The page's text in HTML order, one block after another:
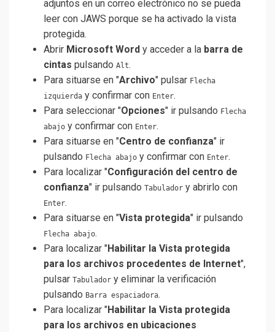
adjuntos en un correo electrónico no se pueda
leer con JAWS porque se ha activado la vista
protegida.
Abrir Microsoft Word y acceder a la barra de
cintas pulsando Alt.
Para situarse en "Archivo" pulsar Flecha
izquierda y confirmar con Enter.
Para seleccionar "Opciones" ir pulsando Flecha
abajo y confirmar con Enter.
Para situarse en "Centro de confianza" ir
pulsando Flecha abajo y confirmar con Enter.
Para localizar "Configuración del centro de
confianza" ir pulsando Tabulador y abrirlo con
Enter.
Para situarse en "Vista protegida" ir pulsando
Flecha abajo.
Para localizar "Habilitar la Vista protegida
para los archivos procedentes de Internet",
pulsar Tabulador y eliminar la verificación
pulsando Barra espaciadora.
Para localizar "Habilitar la Vista protegida
para los archivos en ubicaciones